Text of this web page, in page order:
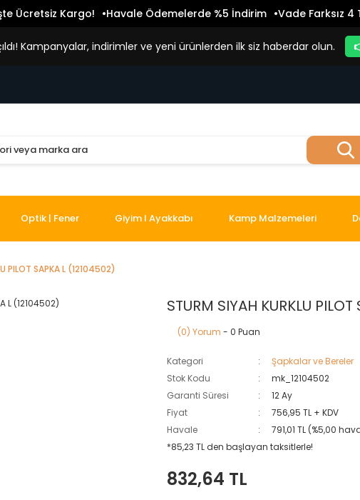
Ücretsiz Kargo! Havale Ödemelerde %5 İndirim Vade Farksız 4
Kampanyalar, indirimler ve yeni ürünlerden ilk siz haberdar olun.
Optik | Fener Giyim I Ayakkabı Kamp Malzemeleri
PILOT SAPKA L (12104502)
STURM SIYAH KURKLU
(0) Yorum - 0 Puan
Kategori
Şapkalar ve Bereler
Stok Kodu
mk_12104502
Garanti Süresi
12 Ay
Fiyat
756,95 TL + KDV
Havale
791,01 TL (%5,00
*85,23 TL den başlayan taksitlerle!
832,64 TL